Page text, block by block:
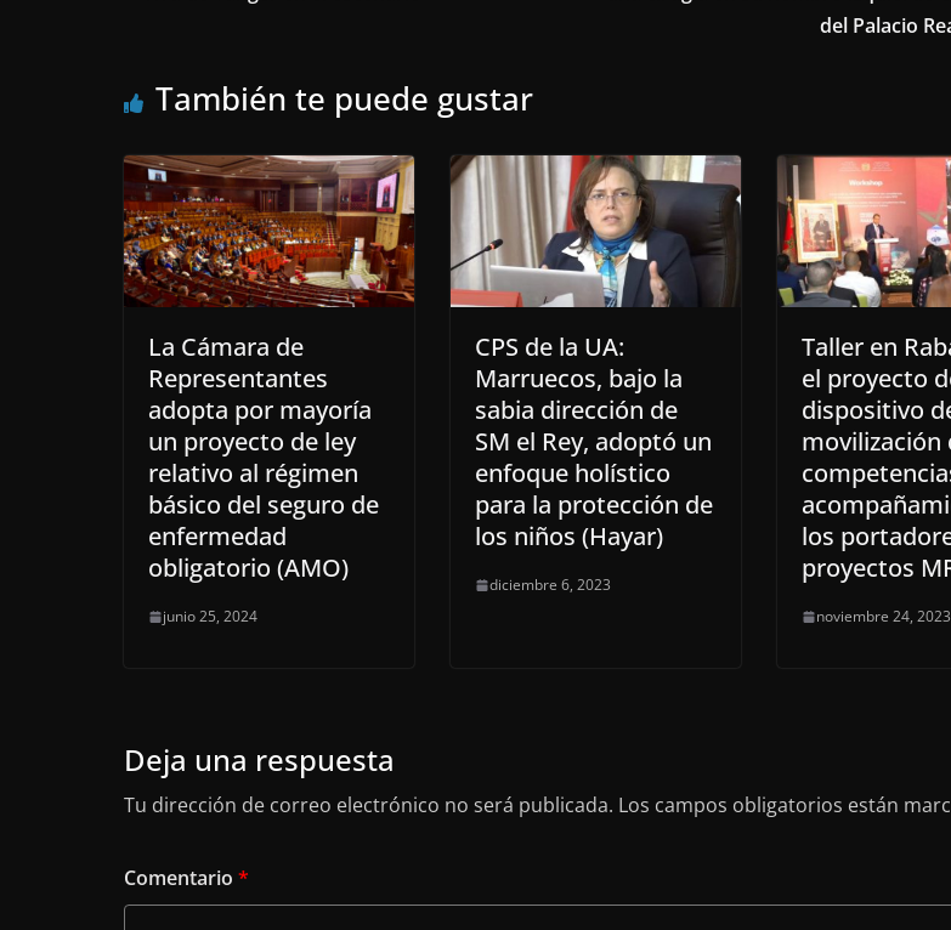
del Palacio
También te puede gustar
La Cámara de
Representantes
adopta por mayoría
un proyecto de ley
relativo al régimen
básico del seguro de
enfermedad
obligatorio (AMO)
junio 25, 2024
CPS de la UA:
Marruecos, bajo la
sabia dirección de
SM el Rey, adoptó un
enfoque holístico
para la protección de
los niños (Hayar)
diciembre 6, 2023
Taller en
el proyecto
dispositivo
movilización
los
proyectos
noviembre 24, 2023
Deja una respuesta
Tu dirección de correo electrónico no será publicada. Los campos obligatorios están
Comentario *